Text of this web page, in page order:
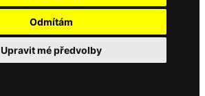
Odmítám
Upravit mé předvolby